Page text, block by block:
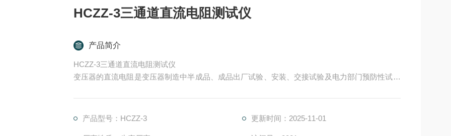
HCZZ-3三通道直流电阻测试仪
产品简介
HCZZ-3三通道直流电阻测试仪
变压器的直流电阻是变压器制造中半成品、成品出厂试验、安装、交接试验及电力部门预防性试验
产品型号：HCZZ-3
更新时间：2025-11-01